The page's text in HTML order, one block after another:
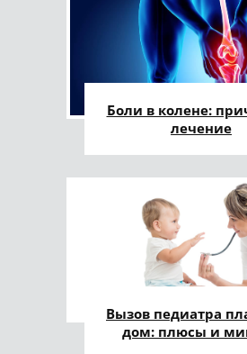
Боли в колене:
лечение
Вызов педиатра
дом: плюсы и